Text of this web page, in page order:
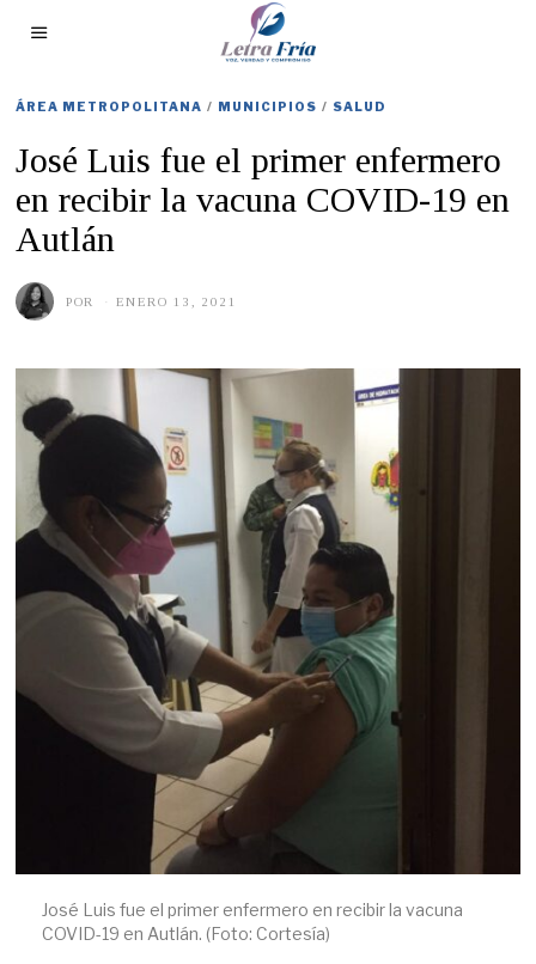
ÁREA METROPOLITANA / MUNICIPIOS / SALUD
José Luis fue el primer enfermero
en recibir la vacuna COVID-19 en
Autlán
POR ENERO 13, 2021
O
José Luis fue el primer enfermero en recibir la vacuna
COVID-19 en Autlán. (Foto: Cortesía)